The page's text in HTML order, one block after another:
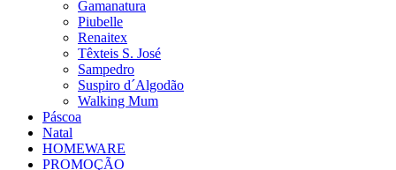
Gamanatura
Piubelle
Renaitex
Têxteis S. José
Sampedro
Suspiro d´Algodão
Walking Mum
Páscoa
Natal
HOMEWARE
PROMOÇÃO